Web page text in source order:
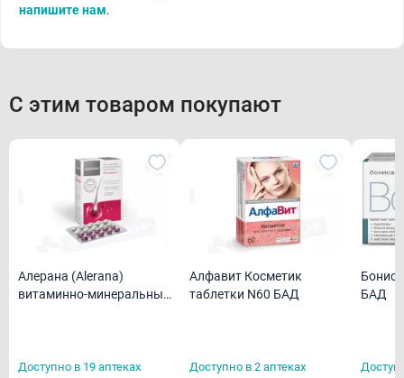
напишите нам.
С этим товаром покупают
Алерана (Alerana)
витаминно-минеральный
Доступно в 19 аптеках
Алфавит Косметик
таблетки N60 БАД
Доступно в 2 аптеках
БАД